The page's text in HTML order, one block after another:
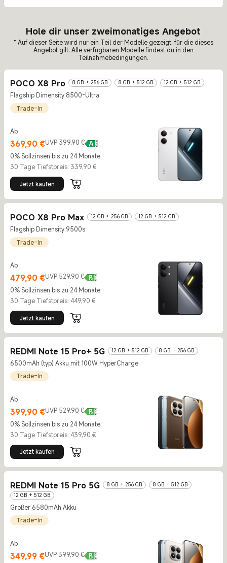
Hole dir unser zweimonatiges Angebot
* Auf dieser Seite wird nur ein Teil der Modelle gezeigt, für die dieses
Angebot gilt. Alle verfügbaren Modelle findest du in den
Teilnahmebedingungen.
POCO X8 Pro 8 GB + 256 GB 8 GB + 512 GB 12 GB + 512 GB
Flagship Dimensity 8500-Ultra
Trade-In
Ab
369,90 €
Current Price €369.9
UVP 399,90 €
UVP 399,90 €
0% Sollzinsen bis zu 24 Monate
30 Tage Tiefstpreis: 339,90 €
Jetzt kaufen
POCO X8 Pro Max 12 GB + 256 GB 12 GB + 512 GB
Flagship Dimensity 9500s
Trade-In
Ab
479,90 €
Current Price €479.9
UVP 529,90 €
UVP 529,90 €
0% Sollzinsen bis zu 24 Monate
30 Tage Tiefstpreis: 449,90 €
Jetzt kaufen
REDMI Note 15 Pro+ 5G 12 GB + 512 GB 8 GB + 256 GB
6500mAh (typ) Akku mit 100W HyperCharge
Trade-In
Ab
399,90 €
Current Price €399.9
UVP 529,90 €
UVP 529,90 €
0% Sollzinsen bis zu 24 Monate
30 Tage Tiefstpreis: 439,90 €
Jetzt kaufen
REDMI Note 15 Pro 5G 8 GB + 256 GB
8 GB + 512 GB
12 GB + 512 GB
Großer 6580mAh Akku
Trade-In
Ab
349,99 €
Current Price €349.99
UVP 399,90 €
UVP 399,90 €